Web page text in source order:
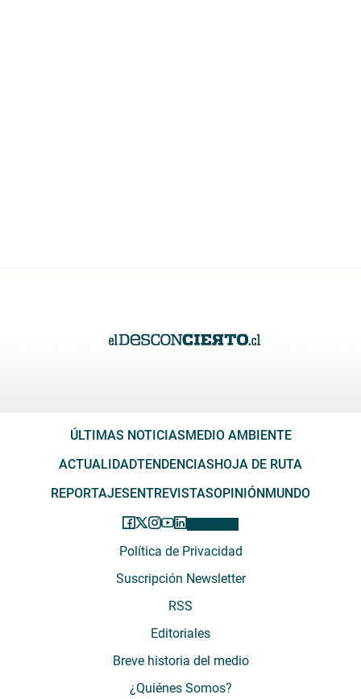
ÚLTIMAS NOTICIASMEDIO AMBIENTE
ACTUALIDADTENDENCIASHOJA DE RUTA
REPORTAJESENTREVISTASOPINIÓNMUNDO
Política de Privacidad
Suscripción Newsletter
RSS
Editoriales
Breve historia del medio
¿Quiénes Somos?